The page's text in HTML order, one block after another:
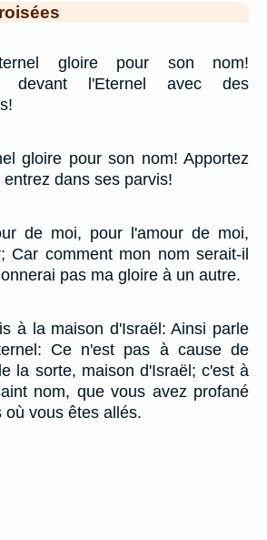
gloire pour son nom!
devant l'Eternel avec des
gloire pour son nom! Apportez
dans ses parvis!
de moi, pour l'amour de moi,
Car comment mon nom serait-il
pas ma gloire à un autre.
à la maison d'Israël: Ainsi parle
Ce n'est pas à cause de
la sorte, maison d'Israël; c'est à
nom, que vous avez profané
où vous êtes allés.